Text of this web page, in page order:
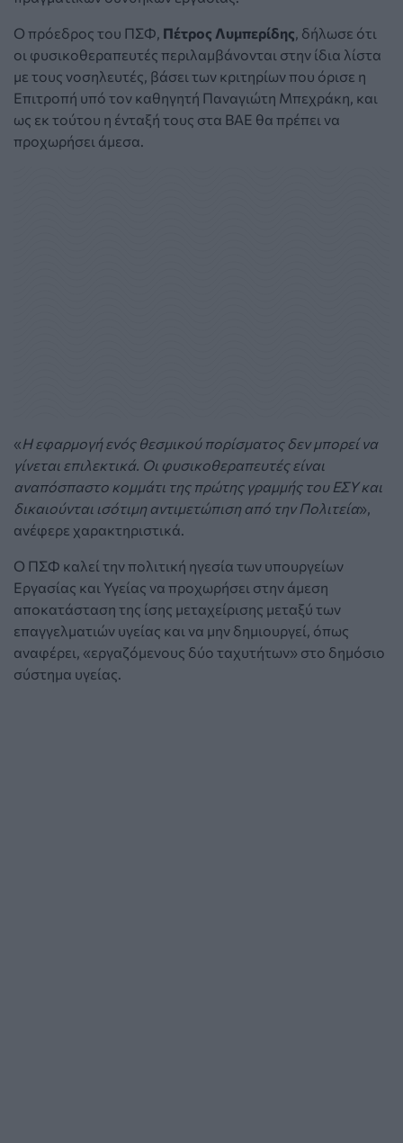
Ο πρόεδρος του ΠΣΦ, Πέτρος Λυμπερίδης , δήλωσε ότι
οι φυσικοθεραπευτές περιλαμβάνονται στην ίδια λίστα
με τους νοσηλευτές, βάσει των κριτηρίων που όρισε η
Επιτροπή υπό τον καθηγητή Παναγιώτη Μπεχράκη, και
ως εκ τούτου η ένταξή τους στα ΒΑΕ θα πρέπει να
προχωρήσει άμεσα.
«Η εφαρμογή ενός θεσμικού πορίσματος δεν μπορεί να
γίνεται επιλεκτικά. Οι φυσικοθεραπευτές είναι
αναπόσπαστο κομμάτι της πρώτης γραμμής του ΕΣΥ και
δικαιούνται ισότιμη αντιμετώπιση από την Πολιτεία»,
ανέφερε χαρακτηριστικά.
Ο ΠΣΦ καλεί την πολιτική ηγεσία των υπουργείων
Εργασίας και Υγείας να προχωρήσει στην άμεση
αποκατάσταση της ίσης μεταχείρισης μεταξύ των
επαγγελματιών υγείας και να μην δημιουργεί, όπως
αναφέρει, «εργαζόμενους δύο ταχυτήτων» στο δημόσιο
σύστημα υγείας.